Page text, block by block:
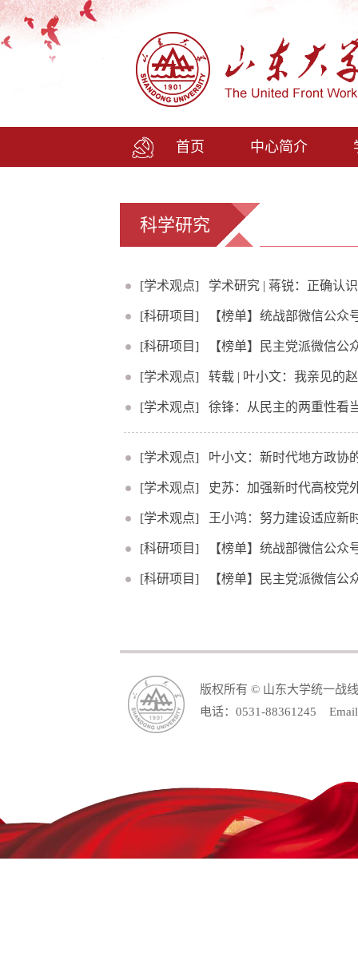
首页 中心简介
科学研究
[学术观点] 学术研究 | 蒋锐：正确认
[科研项目] 【榜单】统战部微信公众
[科研项目] 【榜单】民主党派微信公
[学术观点] 转载 | 叶小文：我亲见的
[学术观点] 徐锋：从民主的两重性看
[学术观点] 叶小文：新时代地方政协
[学术观点] 史苏：加强新时代高校党
[学术观点] 王小鸿：努力建设适应新
[科研项目] 【榜单】统战部微信公众
[科研项目] 【榜单】民主党派微信公
版权所有 © 山东大学统一战
电话：0531-88361245